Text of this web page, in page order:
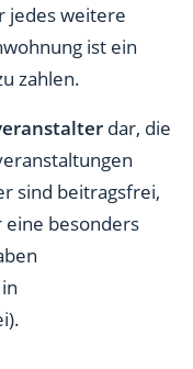
jedes weitere
ist ein
zahlen.
dar, die
sind beitragsfrei,
besonders